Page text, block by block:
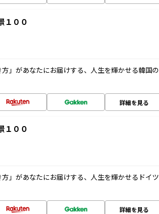
１００
」があなたにお届けする、人生を輝かせる韓国の
詳細を見る
１００
」があなたにお届けする、人生を輝かせるドイツ
詳細を見る